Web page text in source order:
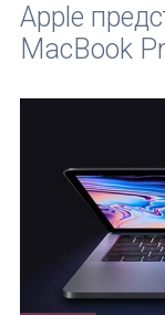
Apple
MacBook